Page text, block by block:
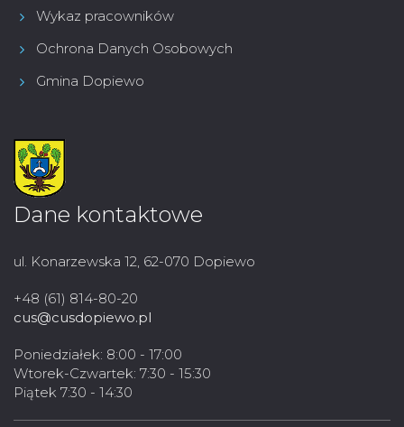
Wykaz pracowników
Ochrona Danych Osobowych
Gmina Dopiewo
Dane kontaktowe
ul. Konarzewska 12, 62-070 Dopiewo
+48 (61) 814-80-20
cus@cusdopiewo.pl
Poniedziałek: 8:00 - 17:00
Wtorek-Czwartek: 7:30 - 15:30
Piątek 7:30 - 14:30